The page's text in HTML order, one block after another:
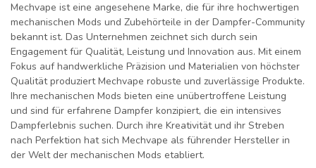
Mechvape ist eine angesehene Marke, die für ihre hochwertigen
mechanischen Mods und Zubehörteile in der Dampfer-Community
bekannt ist. Das Unternehmen zeichnet sich durch sein
Engagement für Qualität, Leistung und Innovation aus. Mit einem
Fokus auf handwerkliche Präzision und Materialien von höchster
Qualität produziert Mechvape robuste und zuverlässige Produkte.
Ihre mechanischen Mods bieten eine unübertroffene Leistung
und sind für erfahrene Dampfer konzipiert, die ein intensives
Dampferlebnis suchen. Durch ihre Kreativität und ihr Streben
nach Perfektion hat sich Mechvape als führender Hersteller in
der Welt der mechanischen Mods etabliert.